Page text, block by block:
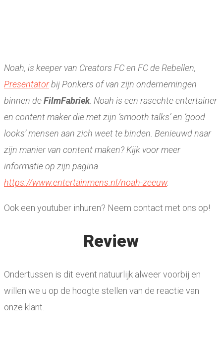
Noah, is keeper van Creators FC en FC de Rebellen,
Presentatorbij Ponkers of van zijn ondernemingen
binnen deFilmFabriek. Noah is een rasechte entertainer
en content maker die met zijn ‘smooth talks’ en ‘good
looks’ mensen aan zich weet te binden. Benieuwd naar
zijn manier van content maken? Kijk voor meer
informatie op zijn pagina
https://www.entertainmens.nl/noah-zeeuw.
Ook een youtuber inhuren? Neem contact met ons op!
Review
Ondertussen is dit event natuurlijk alweer voorbij en
willen we u op de hoogte stellen van de reactie van
onze klant.